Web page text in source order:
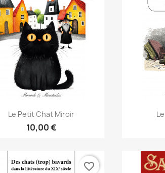
Aperçu rapide
Le Petit Chat Miroir
10,00 €

favorite_border